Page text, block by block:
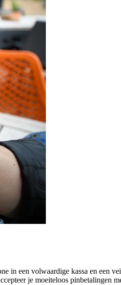
in een volwaardige kassa en een
je moeiteloos pinbetalingen